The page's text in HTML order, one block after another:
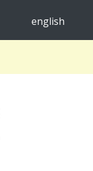
english